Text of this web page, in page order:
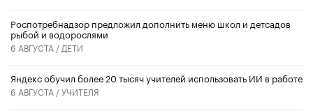
Роспотребнадзор предложил дополнить меню школ и детсадов
рыбой и водорослями
6 АВГУСТА / ДЕТИ
​Яндекс обучил более 20 тысяч учителей использовать ИИ в работе
6 АВГУСТА /УЧИТЕЛЯ